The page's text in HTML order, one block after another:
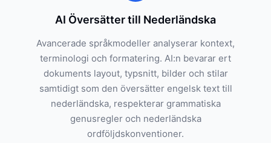
AI Översätter till Nederländska
Avancerade språkmodeller analyserar kontext,
terminologi och formatering. AI:n bevarar ert
dokuments layout, typsnitt, bilder och stilar
samtidigt som den översätter engelsk text till
nederländska, respekterar grammatiska
genusregler och nederländska
ordföljdskonventioner.